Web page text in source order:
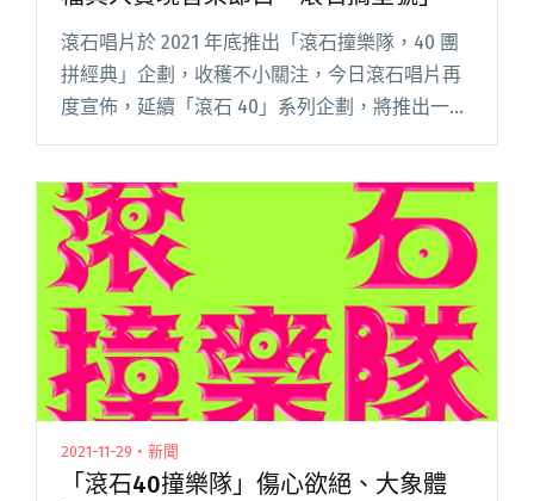
滾石唱片於 2021 年底推出「滾石撞樂隊，40 團
拼經典」企劃，收穫不小關注，今日滾石唱片再
度宣佈，延續「滾石 40」系列企劃，將推出一檔
真人實境音樂節目——「滾石摘星號」，由滾石
音樂人才，除呈現閱讀全文 "滾石撞樂隊之後，
「滾石40」將推出一檔真人實境音樂節目「滾石
摘星號」"
2021-11-29・新聞
「滾石40撞樂隊」傷心欲絕、大象體